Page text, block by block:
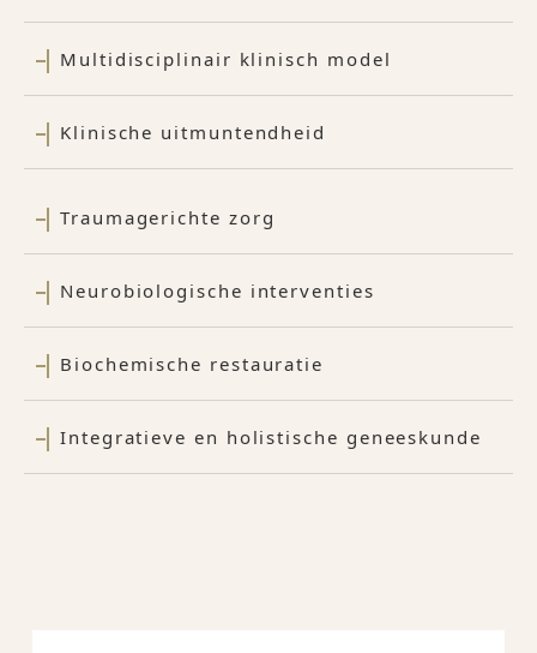
Multidisciplinair klinisch model
Klinische uitmuntendheid
Traumagerichte zorg
Neurobiologische interventies
Biochemische restauratie
Integratieve en holistische geneeskunde